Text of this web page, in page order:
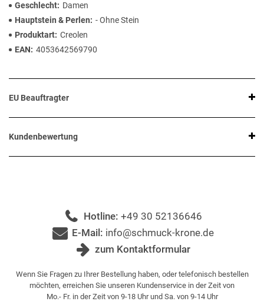
Geschlecht
Damen
Hauptstein & Perlen
- Ohne Stein
Produktart Creolen
EAN
4053642569790
EU Beauftragter
Kundenbewertung
Hotline: +49 30 52136646
E-Mail: info@schmuck-krone.de
zum Kontaktformular
Wenn Sie Fragen zu Ihrer Bestellung haben, oder telefonisch bestellen
möchten, erreichen Sie unseren Kundenservice in der Zeit von
Mo.- Fr. in der Zeit von 9-18 Uhr und Sa. von 9-14 Uhr